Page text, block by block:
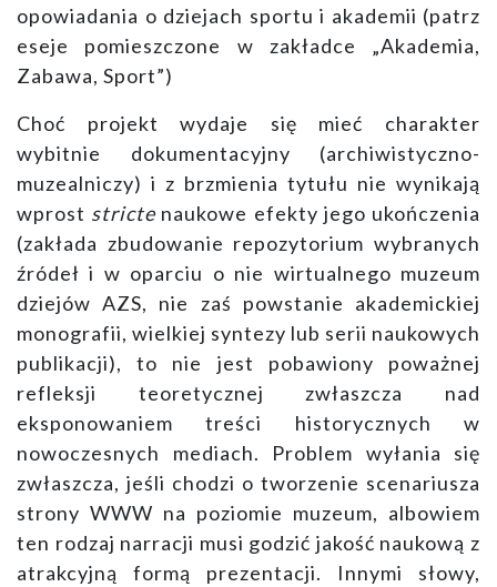
opowiadania o dziejach sportu i akademii (patrz
eseje pomieszczone w zakładce „Akademia,
Zabawa, Sport”)
Choć projekt wydaje się mieć charakter
wybitnie dokumentacyjny (archiwistyczno-
muzealniczy) i z brzmienia tytułu nie wynikają
wprost strictenaukowe efekty jego ukończenia
(zakłada zbudowanie repozytorium wybranych
źródeł i w oparciu o nie wirtualnego muzeum
dziejów AZS, nie zaś powstanie akademickiej
monografii, wielkiej syntezy lub serii naukowych
publikacji), to nie jest pobawiony poważnej
refleksji teoretycznej zwłaszcza nad
eksponowaniem treści historycznych w
nowoczesnych mediach. Problem wyłania się
zwłaszcza, jeśli chodzi o tworzenie scenariusza
strony WWW na poziomie muzeum, albowiem
ten rodzaj narracji musi godzić jakość naukową z
atrakcyjną formą prezentacji. Innymi słowy,